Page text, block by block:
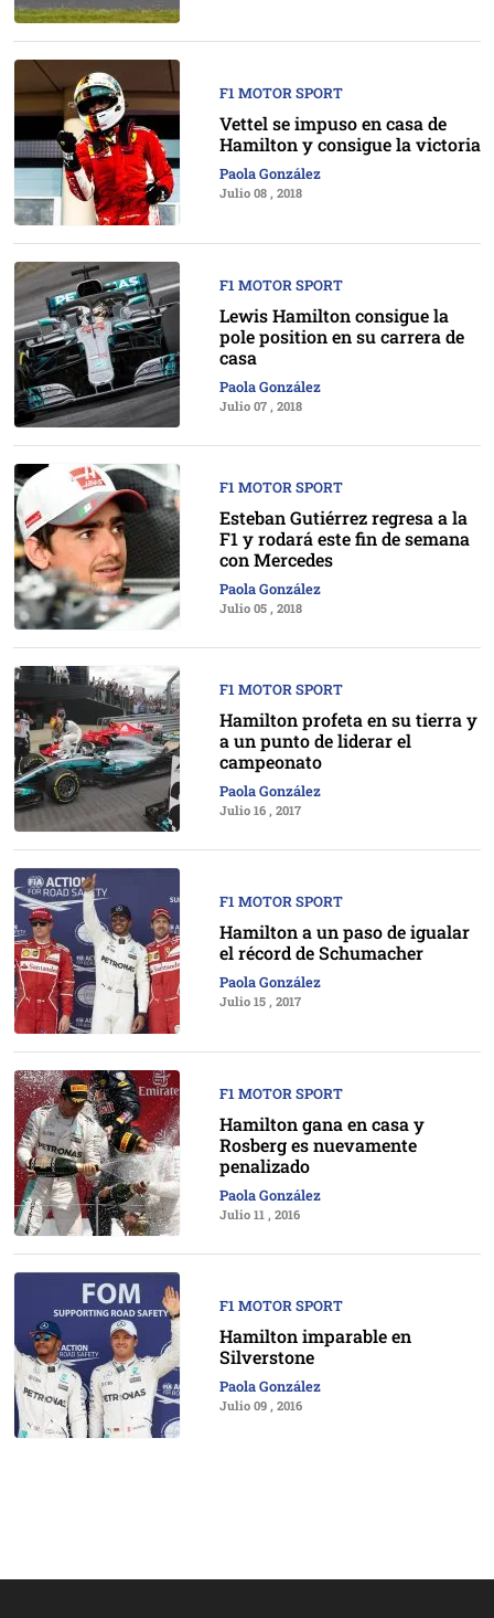
F1 MOTOR SPORT
Vettel se impuso en casa de
Hamilton y consigue la victoria
Paola González
Julio 08 , 2018
F1 MOTOR SPORT
Lewis Hamilton consigue la
pole position en su carrera de
casa
Paola González
Julio 07 , 2018
F1 MOTOR SPORT
Esteban Gutiérrez regresa a la
F1 y rodará este fin de semana
con Mercedes
Paola González
Julio 05 , 2018
F1 MOTOR SPORT
Hamilton profeta en su tierra y
a un punto de liderar el
campeonato
Paola González
Julio 16 , 2017
F1 MOTOR SPORT
Hamilton a un paso de igualar
el récord de Schumacher
Paola González
Julio 15 , 2017
F1 MOTOR SPORT
Hamilton gana en casa y
Rosberg es nuevamente
penalizado
Paola González
Julio 11 , 2016
F1 MOTOR SPORT
Hamilton imparable en
Silverstone
Paola González
Julio 09 , 2016